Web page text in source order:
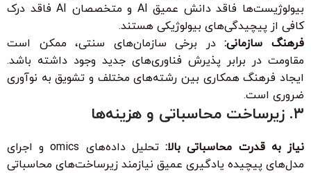
بیولوژیست‌ها فاقد دانش عمیق AI و متخصصان AI فاقد درک
کافی از پیچیدگی‌های بیولوژیکی هستند.
فرهنگ سازمانی:در برخی سازمان‌های سنتی، ممکن است
مقاومت در برابر پذیرش فناوری‌های جدید وجود داشته باشد.
ایجاد فرهنگ همکاری بین رشته‌های مختلف و تشویق به نوآوری
ضروری است.
۳. زیرساخت محاسباتی و هزینه‌ها
نیاز به قدرت محاسباتی بالا:
تحلیل داده‌های omics و اجرای
مدل‌های پیچیده یادگیری عمیق نیازمند زیرساخت‌های محاسباتی